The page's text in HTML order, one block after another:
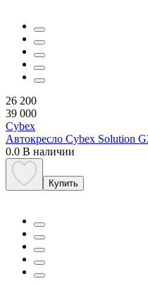
26 200
39 000
Cybex
Автокресло Cybex Solution
0.0 В наличии
Купить